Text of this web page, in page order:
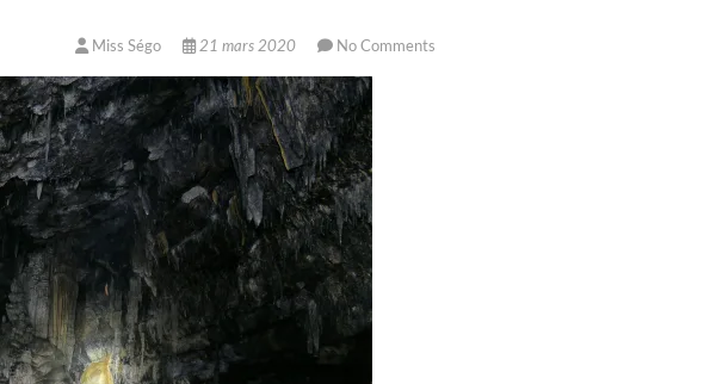
Miss Ségo 21 mars 2020 No Comments